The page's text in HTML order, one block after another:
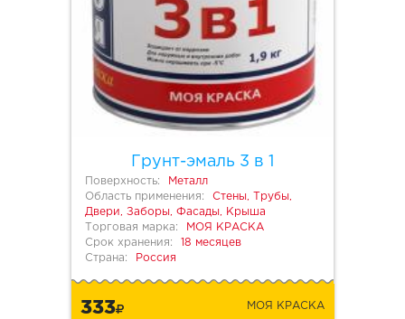
Грунт-эмаль 3 в 1
Поверхность:
Металл
Область применения:
Стены, Трубы,
Двери, Заборы, Фасады, Крыша
Торговая марка:
МОЯ КРАСКА
Срок хранения:
18 месяцев
Страна:
Россия
333 МОЯ КРАСКА